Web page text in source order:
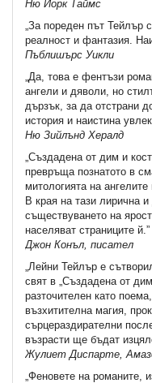
Ню Йорк Таймс
„За пореден път Тейлър
реалност и фантазия.
Пъблишърс Уикли
„Да, това е фентъзи
ангели и дяволи, но
дързък, за да отстрани
история и наистина
Ню Зийлънд Хералд
„Създадена от дим и
превръща познатото в
митологията на
В края на тази лирична
съществуването на
населяват страниците й.”
Джон Конъл, писател
„Лейни Тейлър е
свят в „Създадена от
разточителен като
възхитителна магия,
сърцераздирателни
възрасти ще бъдат
Жулиет Диспарте,
„Феновете на романите,